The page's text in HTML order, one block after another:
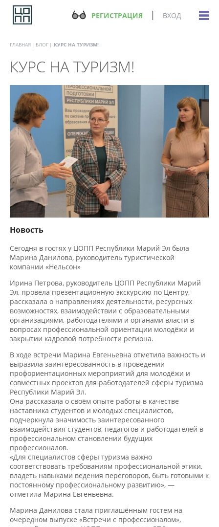
РЕГИСТРАЦИЯ ВХОД
ГЛАВНАЯ БЛОГ КУРС НА ТУРИЗМ!
КУРС НА ТУРИЗМ!
Новость
Марина Данилова, руководитель туристической
компании «Нельсон»
Эл, провела презентационную экскурсию по Центру,
рассказала о направлениях деятельности, ресурсных
возможностях, взаимодействии с образовательными
организациями, работодателями и органами власти в
вопросах профессиональной ориентации молодёжи и
закрытии кадровой потребности региона.
выразила заинтересованность в проведении
профориентационных мероприятий для молодёжи и
совместных проектов для работодателей сферы туризма
Республики Марий Эл.
Она рассказала о своём опыте работы в качестве
наставника студентов и молодых специалистов,
подчеркнула значимость заинтересованного
взаимодействия студентов, педагогов и работодателей в
профессиональном становлении будущих
профессионалов.
«Для специалистов сферы туризма важно
соответствовать требованиям профессиональной этики,
владеть навыками ведения переговоров, быть готовыми к
постоянному профессиональному развитию», —
отметила Марина Евгеньевна.
Марина Данилова стала приглашённым гостем на
очередном выпуске «Встречи с профессионалом»,
который организует ЦОПП для студентов СПО